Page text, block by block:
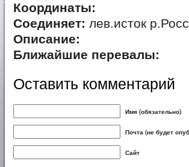
Координаты:
Соединяет: лев.исток
Описание:
Ближайшие перевалы:
Оставить комментарий
Имя (обязательно)
Почта (не будет
Сайт